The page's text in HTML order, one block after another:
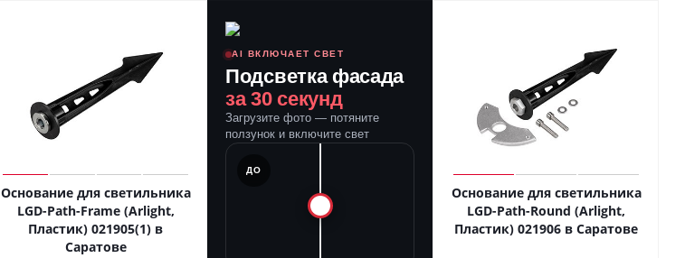
Основание для светильника
LGD-Path-Frame (Arlight,
Пластик) 021905(1) в
Саратове
AI ВКЛЮЧАЕТ СВЕТ
Подсветка фасада
за 30 секунд
Загрузите фото — потяните
ползунок и включите свет
ДО
Основание для светильника
LGD-Path-Round (Arlight,
Пластик) 021906 в Саратове